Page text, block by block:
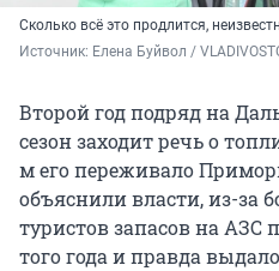
Сколько всё это продлится,
Источник: Елена Буйвол /
Второй год подряд на
сезон заходит речь о
м его переживало
объяснили власти, из-за
туристов запасов на АЗС
того года и правда